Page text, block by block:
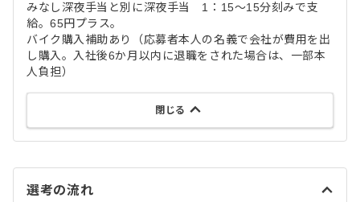
みなし深夜手当と別に深夜手当 1：15～15分刻みで支
給。65円プラス。
バイク購入補助あり（応募者本人の名義で会社が費用を出
し購入。入社後6か月以内に退職をされた場合は、一部本
人負担）
閉じる
選考の流れ